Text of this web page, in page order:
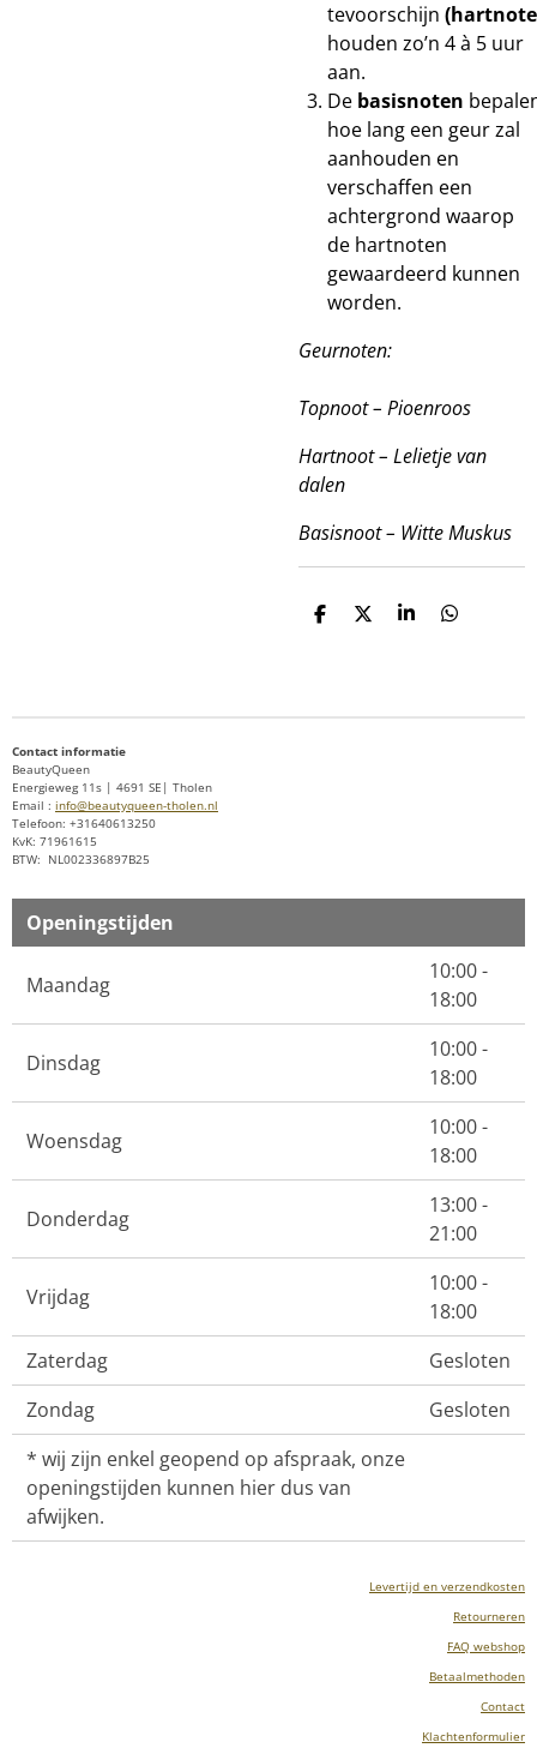
tevoorschijn
houden zo’n 4 à 5 uur
aan.
De basisnoten
hoe lang een geur zal
aanhouden en
verschaffen een
achtergrond waarop
de hartnoten
gewaardeerd kunnen
worden.
Geurnoten:
Topnoot – Pioenroos
Hartnoot – Lelietje van
dalen
Basisnoot – Witte Muskus
D
D
S
D
Contact informatie
BeautyQueen
Energieweg 11s | 4691 SE| Tholen
Email : info@beautyqueen-tholen.nl
Telefoon: +31640613250
KvK: 71961615
BTW: NL002336897B25
Openingstijden
Maandag
10:00 -
18:00
Dinsdag
10:00 -
18:00
Woensdag
10:00 -
18:00
Donderdag
13:00 -
21:00
Vrijdag
10:00 -
18:00
Zaterdag
Gesloten
Zondag
Gesloten
* wij zijn enkel geopend op afspraak, onze
openingstijden kunnen hier dus van
afwijken.
Levertijd en verzendkosten
Retourneren
FAQ webshop
Betaalmethoden
Contact
Klachtenformulier